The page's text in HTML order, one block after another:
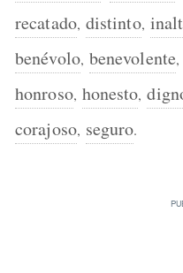
recatado, distinto,
benévolo, benevolente,
honroso, honesto,
corajoso, seguro.